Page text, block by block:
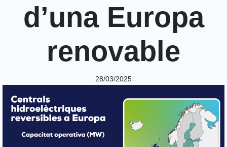
d’una Europa
renovable
28/03/2025